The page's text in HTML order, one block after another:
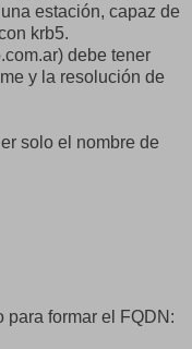
estación, capaz de
krb5.
debe tener
y la resolución de
solo el nombre de
para formar el FQDN: